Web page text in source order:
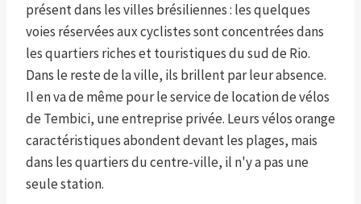
présent dans les villes brésiliennes : les quelques
voies réservées aux cyclistes sont concentrées dans
les quartiers riches et touristiques du sud de Rio.
Dans le reste de la ville, ils brillent par leur absence.
Il en va de même pour le service de location de vélos
de Tembici, une entreprise privée. Leurs vélos orange
caractéristiques abondent devant les plages, mais
dans les quartiers du centre-ville, il n'y a pas une
seule station.